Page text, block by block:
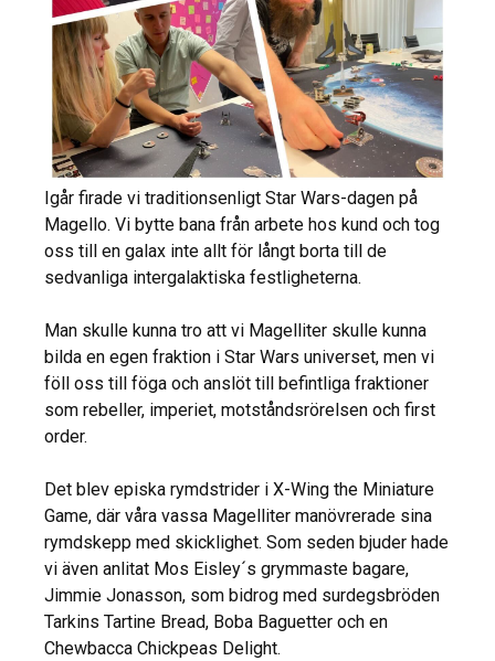
Igår firade vi traditionsenligt Star Wars-dagen på
Magello. Vi bytte bana från arbete hos kund och tog
oss till en galax inte allt för långt borta till de
sedvanliga intergalaktiska festligheterna.
Man skulle kunna tro att vi Magelliter skulle kunna
bilda en egen fraktion i Star Wars universet, men vi
föll oss till föga och anslöt till befintliga fraktioner
som rebeller, imperiet, motståndsrörelsen och first
order.
Det blev episka rymdstrider i X-Wing the Miniature
Game, där våra vassa Magelliter manövrerade sina
rymdskepp med skicklighet. Som seden bjuder hade
vi även anlitat Mos Eisley´s grymmaste bagare,
Jimmie Jonasson, som bidrog med surdegsbröden
Tarkins Tartine Bread, Boba Baguetter och en
Chewbacca Chickpeas Delight.